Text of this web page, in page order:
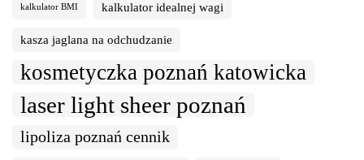
kalkulator BMI kalkulator idealnej wagi
kasza jaglana na odchudzanie
kosmetyczka poznań katowicka
laser light sheer poznań
lipoliza poznań cennik